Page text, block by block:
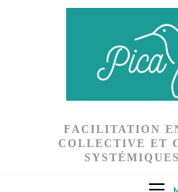
FACILITATION
COLLECTIVE ET